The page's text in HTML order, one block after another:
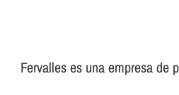
Fervalles es una empresa de